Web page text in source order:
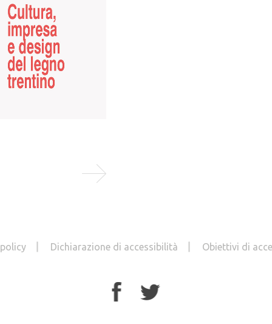
Dichiarazione di accessibilità Obiettivi di